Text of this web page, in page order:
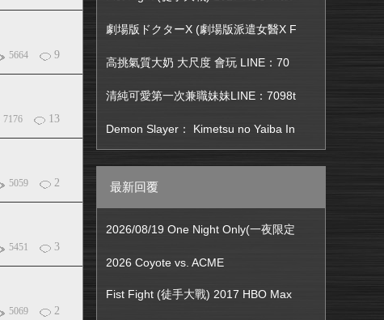
5664 9
7176 13
5059 2
5451 3
5069 2
劇場版ドクターX (劇場版派遣女醫X F
高挑氣質大奶 大尺度 會玩 LINE：70
清純可愛第一次兼職妹妹LINE：7098t
Demon Slayer： Kimetsu no Yaiba In
最新回覆
2026/08/19 One Night Only(一夜限定
2026 Coyote vs. ACME
Fist Fight (徒手大戰) 2017 HBO Max